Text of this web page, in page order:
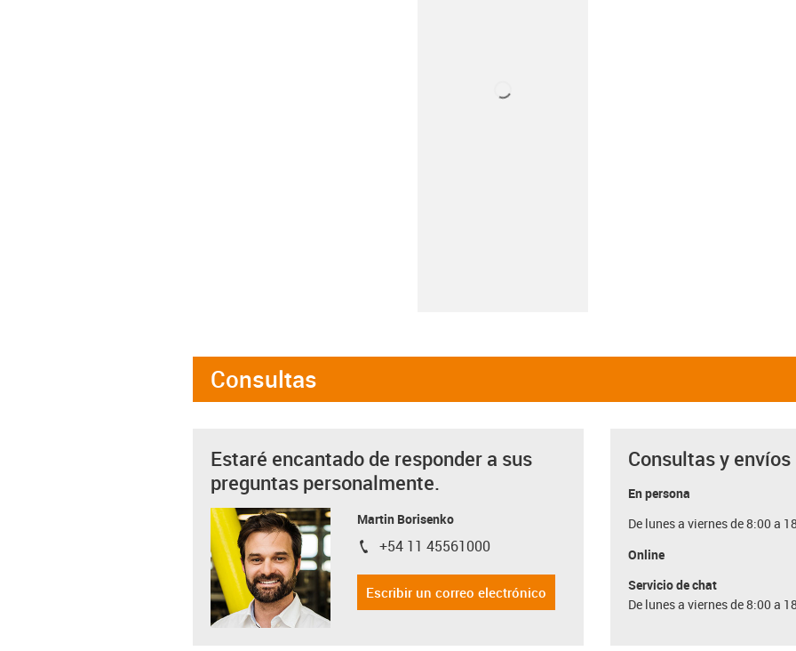
Consultas
Estaré encantado de responder a sus
preguntas personalmente.
Martin Borisenko
igus-icon-phone
+54 11 45561000
Escribir un correo electrónico
Consultas y envíos
En persona
De lunes a viernes de 8:00 a
Online
Servicio de chat
De lunes a viernes de 8:00 a